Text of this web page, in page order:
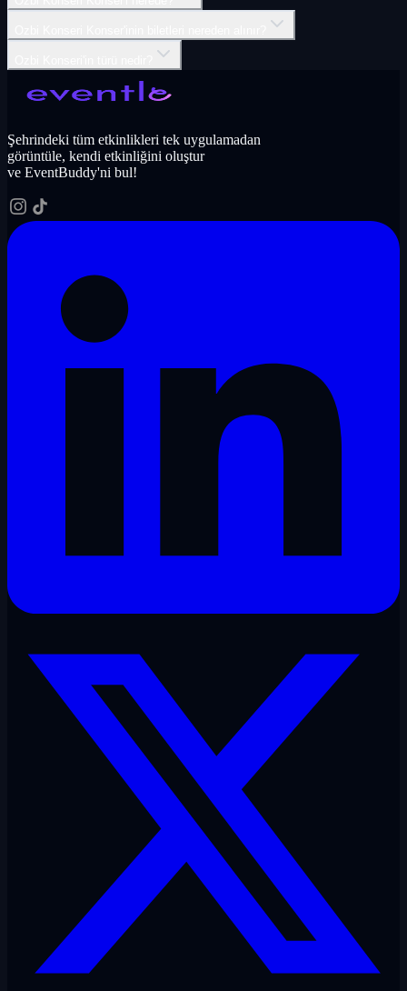
Şehrindeki tüm etkinlikleri tek uygulamadan
görüntüle, kendi etkinliğini oluştur
ve EventBuddy'ni bul!